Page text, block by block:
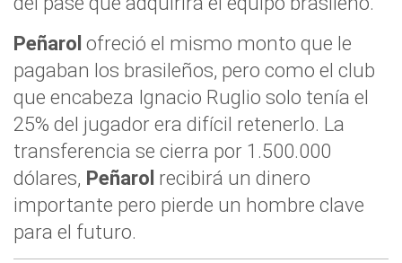
Peñarol ofreció el mismo monto que le
pagaban los brasileños, pero como el club
que encabeza Ignacio Ruglio solo tenía el
25% del jugador era difícil retenerlo. La
transferencia se cierra por 1.500.000
dólares, Peñarol recibirá un dinero
importante pero pierde un hombre clave
para el futuro.